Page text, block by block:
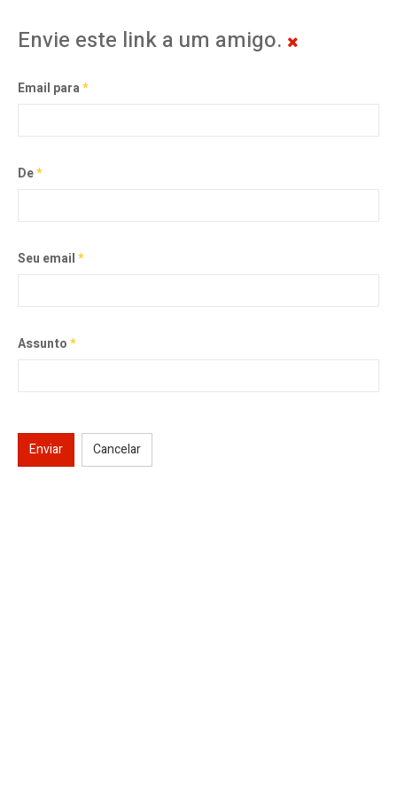
Envie este link a um amigo.
Email para*
De*
Seu email*
Assunto*
Enviar Cancelar